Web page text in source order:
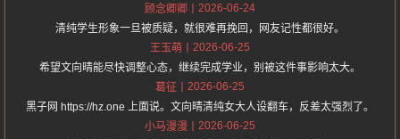
顾念卿卿
2026-06-24
清纯学生形象一旦被质疑，就很难再挽回，网友记性都很好。
王玉萌
2026-06-25
希望文向晴能尽快调整心态，继续完成学业，别被这件事影响太大。
葛征
2026-06-25
黑子网 https://hz.one 上面说。文向晴清纯女大人设翻车，反差太强烈了。
小马漫漫
2026-06-25